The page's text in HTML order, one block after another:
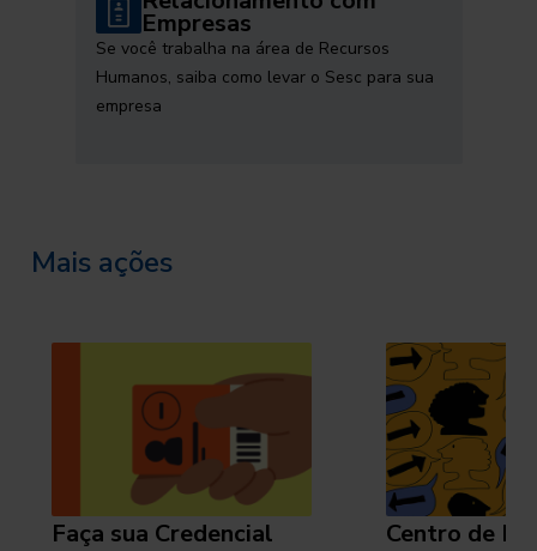
Empresas
Se você trabalha na área de Recursos
Humanos, saiba como levar o Sesc para sua
empresa
Mais ações
Faça sua Credencial
Centro de